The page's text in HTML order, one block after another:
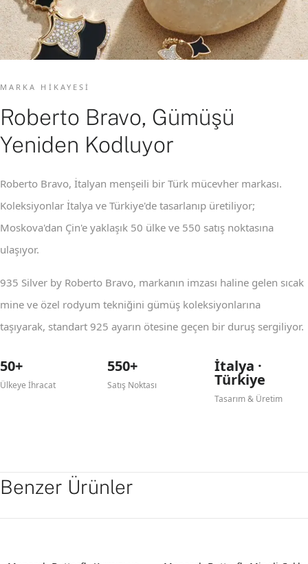
MARKA HIKAYESI
Roberto Bravo, Gümüşü
Yeniden Kodluyor
Roberto Bravo, İtalyan menşeili bir Türk mücevher markası.
Koleksiyonlar İtalya ve Türkiye'de tasarlanıp üretiliyor;
Moskova'dan Çin'e yaklaşık 50 ülke ve 550 satış noktasına
ulaşıyor.
935 Silver by Roberto Bravo, markanın imzası haline gelen sıcak
mine ve özel rodyum tekniğini gümüş koleksiyonlarına
taşıyarak, standart 925 ayarın ötesine geçen bir duruş sergiliyor.
50+
Ülkeye İhracat
550+
Satış Noktası
İtalya ·
Türkiye
Tasarım & Üretim
Benzer Ürünler